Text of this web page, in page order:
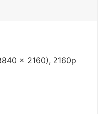
x 2160), 2160p